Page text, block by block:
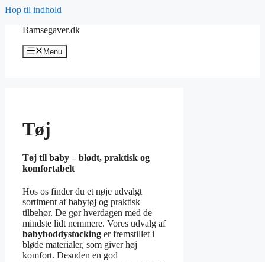
Hop til indhold
Bamsegaver.dk
Menu
Tøj
Tøj til baby – blødt, praktisk og
komfortabelt
Hos os finder du et nøje udvalgt
sortiment af babytøj og praktisk
tilbehør. De gør hverdagen med de
mindste lidt nemmere. Vores udvalg af
babyboddystocking er fremstillet i
bløde materialer, som giver høj
komfort. Desuden en god